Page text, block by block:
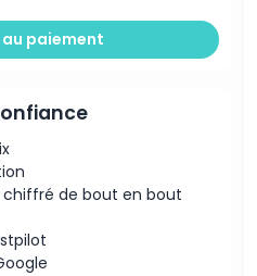
paiement
de bout en bout